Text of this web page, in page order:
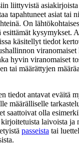
liittyvistä
tapahtuneet asiat tai
On
esittämät kysymykset.
käsitellyt tiedot
hyvin viranomaiset
tai määrättyjen
tiedot antavat eväitä
määrälliselle
saattoivat olla
kirjoitetuista laivoista ja
passeista tai